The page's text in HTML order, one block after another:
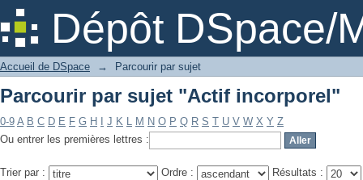
Dépôt DSpace/
Parcourir par sujet "Actif incorporel"
Accueil de DSpace → Parcourir par sujet
Parcourir par sujet "Actif incorporel"
0-9 A B C D E F G H J K L M N O P Q R S T U V W X Y Z
Ou entrer les premières lettres :
Trier par : Ordre : Résultats :